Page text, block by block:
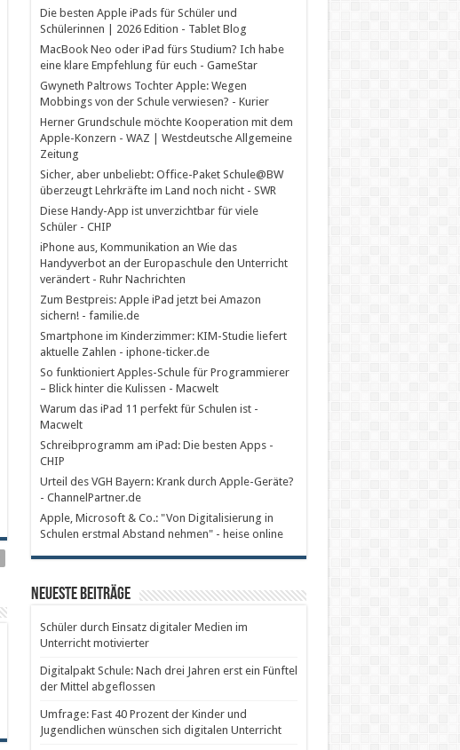
Die besten Apple iPads für Schüler und
Schülerinnen | 2026 Edition - Tablet Blog
MacBook Neo oder iPad fürs Studium? Ich habe
eine klare Empfehlung für euch - GameStar
Gwyneth Paltrows Tochter Apple: Wegen
Mobbings von der Schule verwiesen? - Kurier
Herner Grundschule möchte Kooperation mit dem
Apple-Konzern - WAZ | Westdeutsche Allgemeine
Zeitung
Sicher, aber unbeliebt: Office-Paket Schule@BW
überzeugt Lehrkräfte im Land noch nicht - SWR
Diese Handy-App ist unverzichtbar für viele
Schüler - CHIP
iPhone aus, Kommunikation an Wie das
Handyverbot an der Europaschule den Unterricht
verändert - Ruhr Nachrichten
Zum Bestpreis: Apple iPad jetzt bei Amazon
sichern! - familie.de
Smartphone im Kinderzimmer: KIM-Studie liefert
aktuelle Zahlen - iphone-ticker.de
So funktioniert Apples-Schule für Programmierer
– Blick hinter die Kulissen - Macwelt
Warum das iPad 11 perfekt für Schulen ist -
Macwelt
Schreibprogramm am iPad: Die besten Apps -
CHIP
Urteil des VGH Bayern: Krank durch Apple-Geräte?
- ChannelPartner.de
Apple, Microsoft & Co.: "Von Digitalisierung in
Schulen erstmal Abstand nehmen" - heise online
Neueste Beiträge
Schüler durch Einsatz digitaler Medien im
Unterricht motivierter
Digitalpakt Schule: Nach drei Jahren erst ein Fünftel
der Mittel abgeflossen
Umfrage: Fast 40 Prozent der Kinder und
Jugendlichen wünschen sich digitalen Unterricht